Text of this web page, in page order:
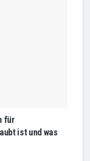
für
ist und was